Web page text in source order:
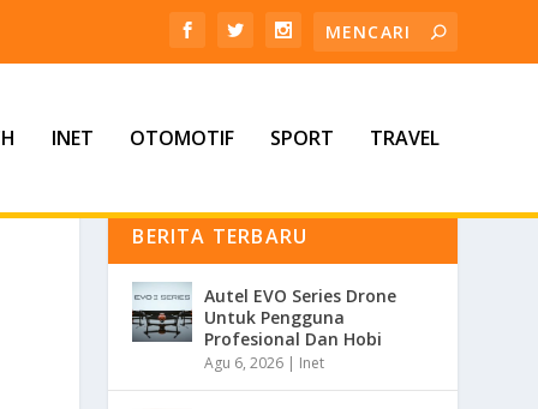
INET OTOMOTIF SPORT TRAVEL
BERITA TERBARU
Autel EVO Series Drone
Untuk Pengguna
Profesional Dan Hobi
Agu 6, 2026 | Inet